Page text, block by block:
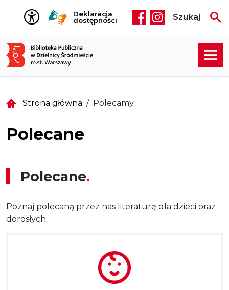
Przejdź do treści
Deklaracja
dostępności
Social media
Szukaj
Strona główna Polecamy
Polecane
Polecane
Poznaj polecaną przez nas literaturę dla dzieci oraz
dorosłych.